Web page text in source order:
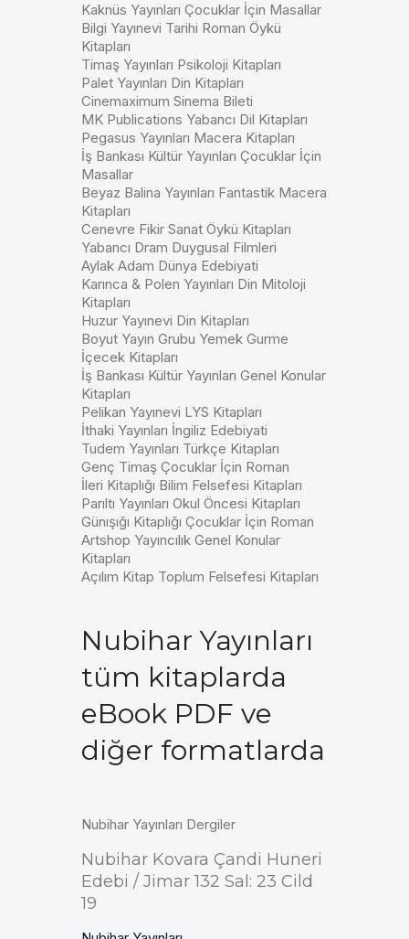
Kaknüs Yayınları Çocuklar İçin Masallar
Bilgi Yayınevi Tarihi Roman Öykü
Kitapları
Timaş Yayınları Psikoloji Kitapları
Palet Yayınları Din Kitapları
Cinemaximum Sinema Bileti
MK Publications Yabancı Dil Kitapları
Pegasus Yayınları Macera Kitapları
İş Bankası Kültür Yayınları Çocuklar İçin
Masallar
Beyaz Balina Yayınları Fantastik Macera
Kitapları
Cenevre Fikir Sanat Öykü Kitapları
Yabancı Dram Duygusal Filmleri
Aylak Adam Dünya Edebiyati
Karınca & Polen Yayınları Din Mitoloji
Kitapları
Huzur Yayınevi Din Kitapları
Boyut Yayın Grubu Yemek Gurme
İçecek Kitapları
İş Bankası Kültür Yayınları Genel Konular
Kitapları
Pelikan Yayınevi LYS Kitapları
İthaki Yayınları İngiliz Edebiyati
Tudem Yayınları Türkçe Kitapları
Genç Timaş Çocuklar İçin Roman
İleri Kitaplığı Bilim Felsefesi Kitapları
Parıltı Yayınları Okul Öncesi Kitapları
Günışığı Kitaplığı Çocuklar İçin Roman
Artshop Yayıncılık Genel Konular
Kitapları
Açılım Kitap Toplum Felsefesi Kitapları
Nubihar Yayınları
tüm kitaplarda
eBook PDF ve
diğer formatlarda
Nubihar Yayınları Dergiler
Nubihar Kovara Çandi Huneri
Edebi / Jimar 132 Sal: 23 Cild
19